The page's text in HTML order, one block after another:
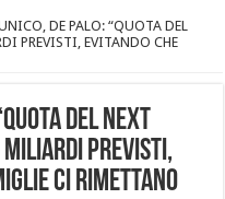
DE PALO: “QUOTA DEL
PREVISTI, EVITANDO CHE
DEL NEXT
PREVISTI,
CI RIMETTANO